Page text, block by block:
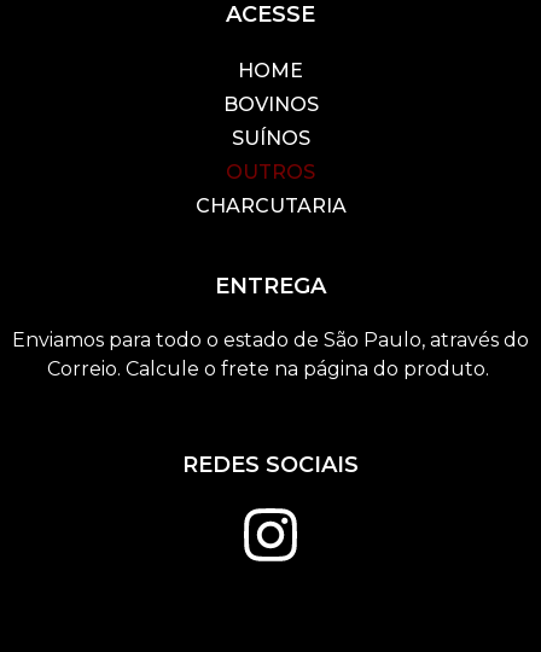
ACESSE
HOME
BOVINOS
SUÍNOS
OUTROS
CHARCUTARIA
ENTREGA
Enviamos para todo o estado de São Paulo, através do
Correio. Calcule o frete na página do produto.
REDES SOCIAIS